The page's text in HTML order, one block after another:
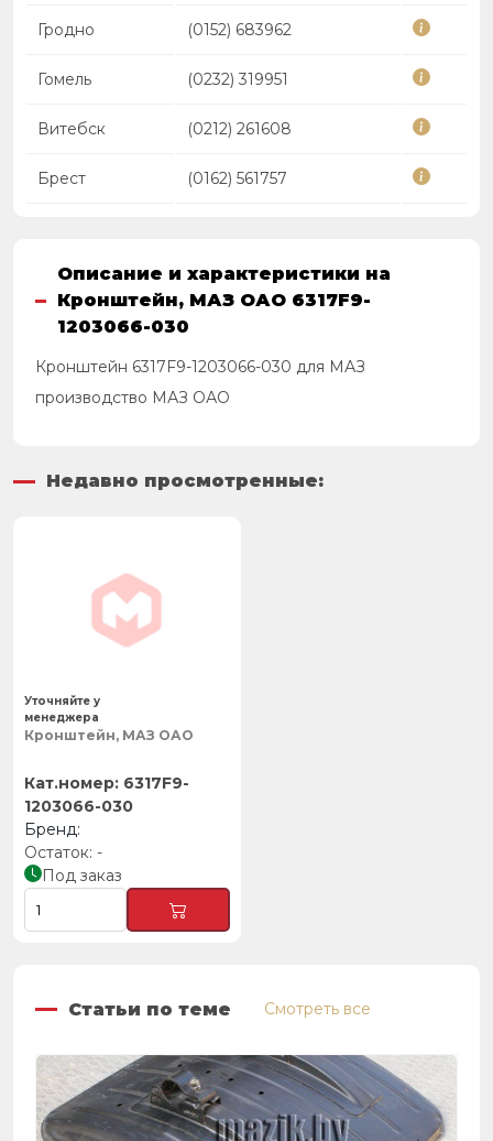
Гродно (0152) 683962
Гомель (0232) 319951
Витебск (0212) 261608
Брест (0162) 561757
Описание и характеристики на
Кронштейн, МАЗ ОАО 6317F9-
1203066-030
Кронштейн 6317F9-1203066-030 для МАЗ
производство МАЗ ОАО
Недавно просмотренные:
Кронштейн, МАЗ ОАО
6317F9-
1203066-030
-
Под заказ
Уточняйте у
менеджера
Статьи по теме Смотреть все